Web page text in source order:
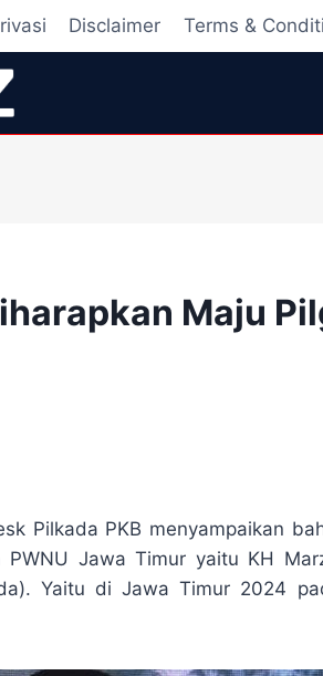
Disclaimer Terms &
Maju
Pilkada PKB menyampaikan
Jawa Timur yaitu KH
Yaitu di Jawa Timur 2024